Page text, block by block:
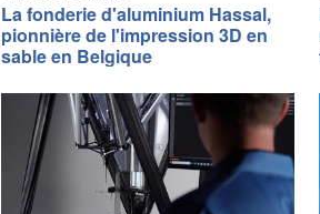
La fonderie d'aluminium Hassal,
pionnière de l'impression 3D en
sable en Belgique